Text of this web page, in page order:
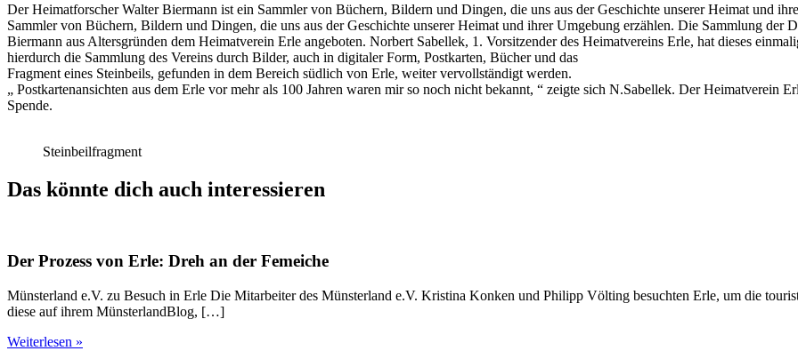
Der Heimatforscher Walter Biermann ist ein Sammler von Büchern, Bildern und Dingen, die uns aus der Geschichte unserer Heimat und
Sammler von Büchern, Bildern und Dingen, die uns aus der Geschichte unserer Heimat und ihrer Umgebung erzählen. Die Sammlung der
Biermann aus Altersgründen dem Heimatverein Erle angeboten. Norbert Sabellek, 1. Vorsitzender des Heimatvereins Erle, hat dieses
hierdurch die Sammlung des Vereins durch Bilder, auch in digitaler Form, Postkarten, Bücher und das
Fragment eines Steinbeils, gefunden in dem Bereich südlich von Erle, weiter vervollständigt werden.
„ Postkartenansichten aus dem Erle vor mehr als 100 Jahren waren mir so noch nicht bekannt, “ zeigte sich N.Sabellek. Der Heimatverein
Spende.
Steinbeilfragment
Das könnte dich auch interessieren
Der Prozess von Erle: Dreh an der Femeiche
Münsterland e.V. zu Besuch in Erle Die Mitarbeiter des Münsterland e.V. Kristina Konken und Philipp Völting besuchten Erle, um die
diese auf ihrem MünsterlandBlog, […]
Weiterlesen »